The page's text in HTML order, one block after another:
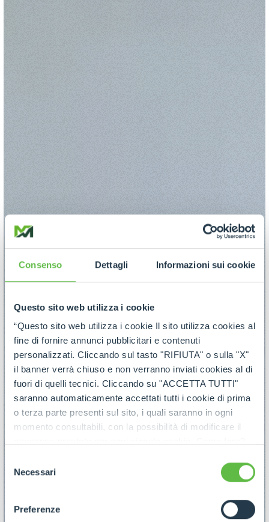
Consenso Dettagli Informazioni sui cookie
Questo sito web utilizza i cookie
“Questo sito web utilizza i cookie Il sito utilizza cookies al
fine di fornire annunci pubblicitari e contenuti
personalizzati. Cliccando sul tasto "RIFIUTA" o sulla "X"
il banner verrà chiuso e non verranno inviati cookies al di
fuori di quelli tecnici. Cliccando su "ACCETTA TUTTI"
saranno automaticamente accettati tutti i cookie di prima
o terza parte presenti sul sito, i quali saranno in ogni
momento consultabili, con la possibilità di modificare il
ogni pagina, selezionare "Modifichi il suo consenso" e
dell'informativa completa nel footer presente in ogni
pagina. Per esercitare i diritti riconosciuti all'interessato ai
delNecessari
Preferenze